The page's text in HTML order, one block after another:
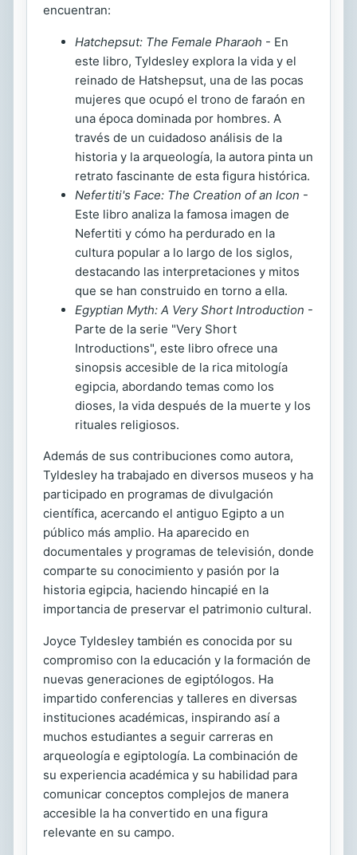
encuentran:
Hatchepsut: The Female Pharaoh - En
este libro, Tyldesley explora la vida y el
reinado de Hatshepsut, una de las pocas
mujeres que ocupó el trono de faraón en
una época dominada por hombres. A
través de un cuidadoso análisis de la
historia y la arqueología, la autora pinta un
retrato fascinante de esta figura histórica.
Nefertiti's Face: The Creation of an Icon -
Este libro analiza la famosa imagen de
Nefertiti y cómo ha perdurado en la
cultura popular a lo largo de los siglos,
destacando las interpretaciones y mitos
que se han construido en torno a ella.
Egyptian Myth: A Very Short Introduction -
Parte de la serie "Very Short
Introductions", este libro ofrece una
sinopsis accesible de la rica mitología
egipcia, abordando temas como los
dioses, la vida después de la muerte y los
rituales religiosos.
Además de sus contribuciones como autora,
Tyldesley ha trabajado en diversos museos y ha
participado en programas de divulgación
científica, acercando el antiguo Egipto a un
público más amplio. Ha aparecido en
documentales y programas de televisión, donde
comparte su conocimiento y pasión por la
historia egipcia, haciendo hincapié en la
importancia de preservar el patrimonio cultural.
Joyce Tyldesley también es conocida por su
compromiso con la educación y la formación de
nuevas generaciones de egiptólogos. Ha
impartido conferencias y talleres en diversas
instituciones académicas, inspirando así a
muchos estudiantes a seguir carreras en
arqueología e egiptología. La combinación de
su experiencia académica y su habilidad para
comunicar conceptos complejos de manera
accesible la ha convertido en una figura
relevante en su campo.